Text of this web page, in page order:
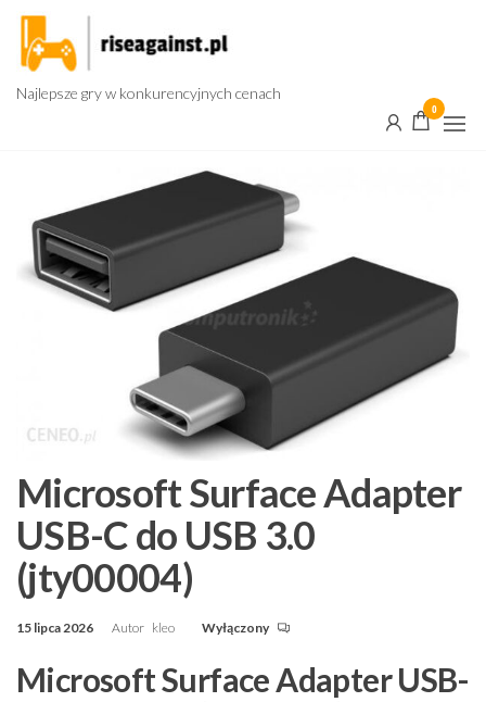
Przejdź
treści
Najlepsze gry w konkurencyjnych cenach
0
Microsoft Surface Adapter
USB-C do USB 3.0
(jty00004)
15 lipca 2026 Autor kleo Wyłączony
Microsoft Surface Adapter USB-